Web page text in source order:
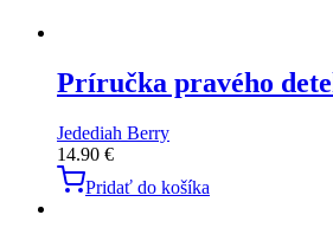
Príručka pravého
Jedediah Berry
14.90 €
Pridať do košíka